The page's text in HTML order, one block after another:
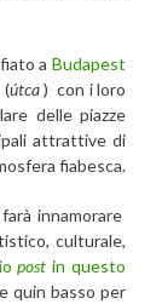
a Budapest
(útca) con i loro
delle piazze
attrattive di
fiabesca.
innamorare
culturale,
post in questo
quin basso per